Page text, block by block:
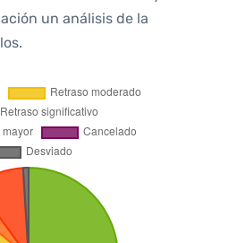
un análisis de la